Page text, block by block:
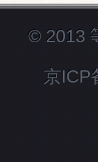
© 2013
京ICP